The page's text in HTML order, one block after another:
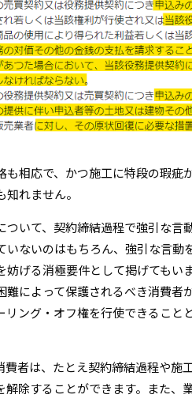
相応で、かつ施工に特段の瑕疵
れません。
いて、契約締結過程で強引な言
ないのはもちろん、強引な言動
げる消極要件として掲げてもいま
によって保護されるべき消費者
ング・オフ権を行使できること
者は、たとえ契約締結過程や施
除することができます。また、